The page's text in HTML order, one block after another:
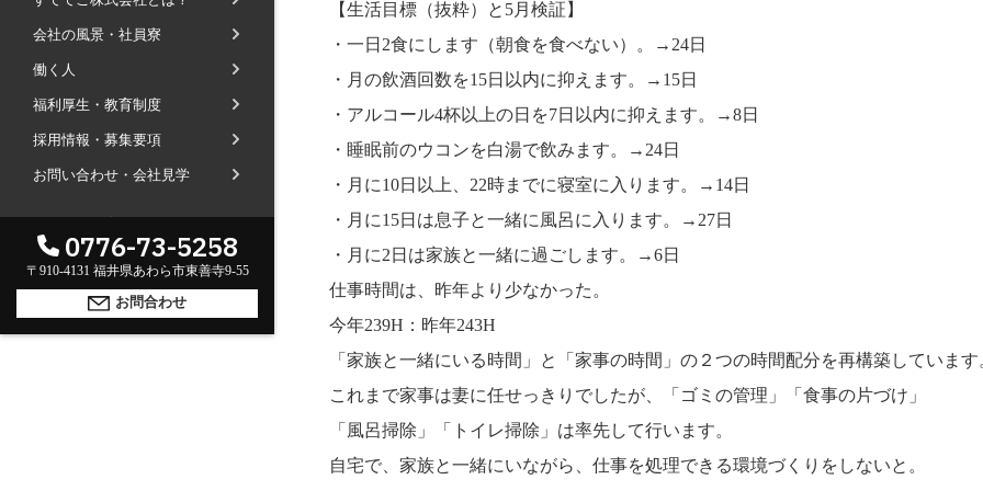
社長ブログ
受賞で見るすててこ
数字で見るすててこ
ガイドブックで見るすててこ
会社の風景・社員寮 会社内の風景
成長寮（社員寮）
働く人 斉藤 達也
河合 達也
菊川 亜由美
福利厚生・教育制度
教育制度
採用情報・募集要項 新卒採用
経験者採用（キャリア採用）
パート採用
周辺施設のご案内
お問い合わせ・会社見学
English
President greeting
Company Information
Corporate philosophy
Retail business
Private brand products
Wholesale
中文
社长致辞及介绍
公司概要
企业理念
自有品牌产品
0776-73-5258
〒910-4131 福井県あわら市東善寺9-55
お問合わせ
【生活目標（抜粋）と5月検証】
・一日2食にします（朝食を食べない）。→24日
・月の飲酒回数を15日以内に抑えます。→15日
・アルコール4杯以上の日を7日以内に抑えます。→8日
・睡眠前のウコンを白湯で飲みます。→24日
・月に10日以上、22時までに寝室に入ります。→14日
・月に15日は息子と一緒に風呂に入ります。→27日
・月に2日は家族と一緒に過ごします。→6日
仕事時間は、昨年より少なかった。
今年239H：昨年243H
「家族と一緒にいる時間」と「家事の時間」の２つの時間配分を再構築しています
これまで家事は妻に任せっきりでしたが、「ゴミの管理」「食事の片づけ」
「風呂掃除」「トイレ掃除」は率先して行います。
自宅で、家族と一緒にいながら、仕事を処理できる環境づくりをしないと。